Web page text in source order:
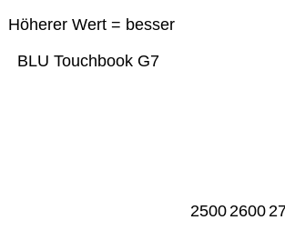
Höherer Wert = besser
BLU Touchbook G7
25002600